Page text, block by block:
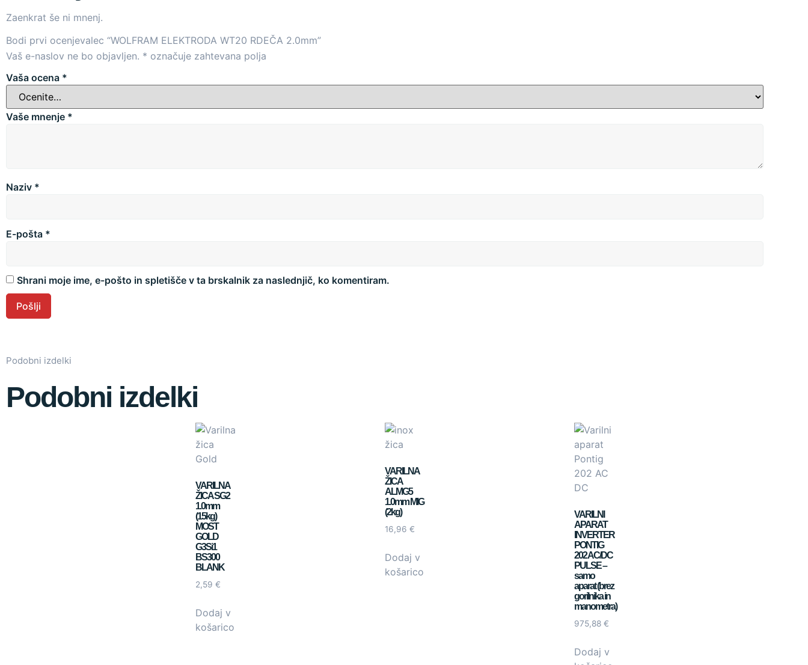
Zaenkrat še ni mnenj.
Bodi prvi ocenjevalec “WOLFRAM ELEKTRODA WT20 RDEČA 2.0mm”
Vaš e-naslov ne bo objavljen. * označuje zahtevana polja
Vaša ocena *
Vaše mnenje *
Naziv *
E-pošta *
Shrani moje ime, e-pošto in spletišče v ta brskalnik za naslednjič, ko komentiram.
Podobni izdelki
Podobni izdelki
VARILNA
ŽICA SG2
1.0mm
(15kg)
MOST
GOLD
G3Si1
BS300
BLANK
2,59 €
Dodaj v
košarico
VARILNA
ŽICA
ALMG5
1.0mm MIG
(2kg)
16,96 €
Dodaj v
košarico
VARILNI
APARAT
INVERTER
PONTIG
202 AC/DC
PULSE –
samo
aparat (brez
gorilnika in
manometra)
975,88 €
Dodaj v